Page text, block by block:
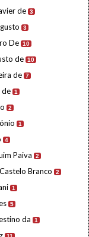
de 3
3
De 10
de 10
de 7
de 1
2
1
4
Paiva 2
Branco 2
1
5
da 1